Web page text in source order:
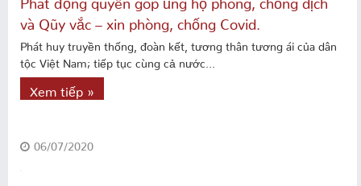
và Qũy vắc – xin phòng, chống Covid.
Phát huy truyền thống, đoàn kết, tương thân tương ái của dân
tộc Việt Nam; tiếp tục cùng cả nước...
Xem tiếp »
06/07/2020